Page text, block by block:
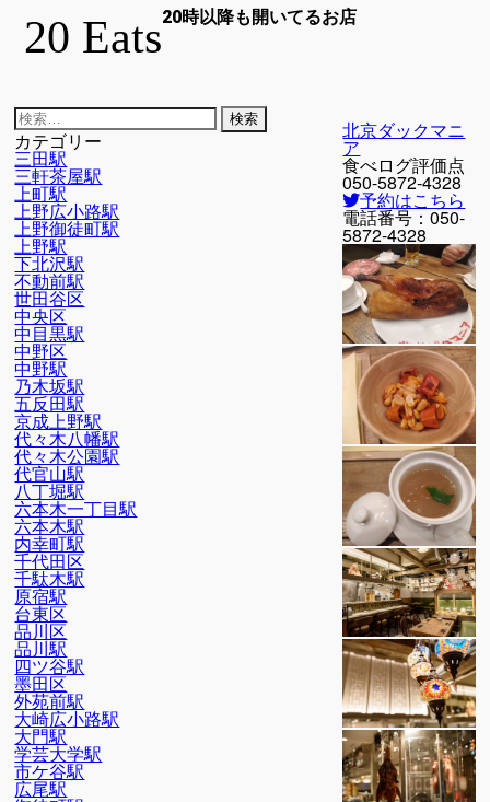
20 Eats20時以降も開いてるお店
検
索:
カテゴリー
三田駅
三軒茶屋駅
上町駅
上野広小路駅
上野御徒町駅
上野駅
下北沢駅
不動前駅
世田谷区
中央区
中目黒駅
中野区
中野駅
乃木坂駅
五反田駅
京成上野駅
代々木八幡駅
代々木公園駅
代官山駅
八丁堀駅
六本木一丁目駅
六本木駅
内幸町駅
千代田区
千駄木駅
原宿駅
台東区
品川区
品川駅
四ツ谷駅
墨田区
外苑前駅
大崎広小路駅
大門駅
学芸大学駅
市ケ谷駅
広尾駅
北京ダックマニ
ア
食べログ評価点
050-5872-4328
予約はこちら
電話番号：050-
5872-4328